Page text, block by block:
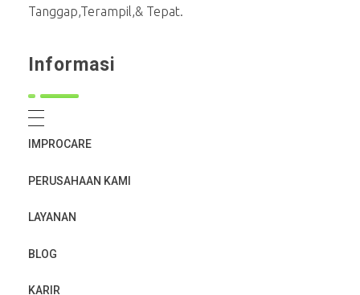
Tanggap,Terampil,& Tepat.
Informasi
IMPROCARE
PERUSAHAAN KAMI
LAYANAN
BLOG
KARIR